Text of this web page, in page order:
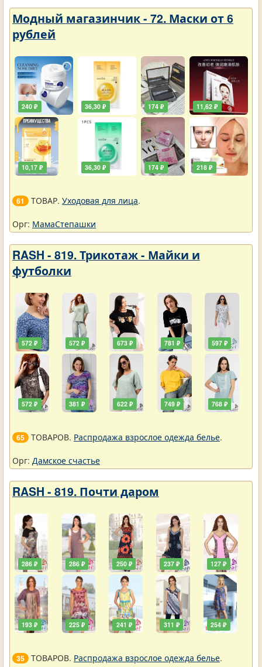
Модный магазинчик - 72. Маски от 6
рублей
240 ₽
10,17 ₽
36,30 ₽
36,30 ₽
174 ₽
174 ₽
11,62 ₽
218 ₽
61 ТОВАР. Уходовая для лица.
Орг: МамаСтепашки
RASH - 819. Трикотаж - Майки и
футболки
572 ₽
572 ₽
572 ₽
381 ₽
673 ₽
622 ₽
781 ₽
749 ₽
597 ₽
768 ₽
65 ТОВАРОВ. Распродажа взрослое одежда белье.
Орг: Дамское счастье
RASH - 819. Почти даром
286 ₽
193 ₽
286 ₽
225 ₽
250 ₽
241 ₽
237 ₽
311 ₽
127 ₽
254 ₽
35 ТОВАРОВ. Распродажа взрослое одежда белье.